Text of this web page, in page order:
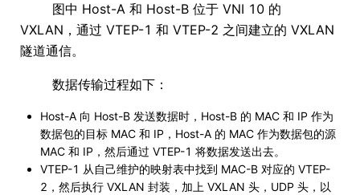
图中 Host-A 和 Host-B 位于 VNI 10 的
VXLAN，通过 VTEP-1 和 VTEP-2 之间建立的 VXLAN
隧道通信。
数据传输过程如下：
Host-A 向 Host-B 发送数据时，Host-B 的 MAC 和 IP 作为
数据包的目标 MAC 和 IP，Host-A 的 MAC 作为数据包的源
MAC 和 IP，然后通过 VTEP-1 将数据发送出去。
VTEP-1 从自己维护的映射表中找到 MAC-B 对应的 VTEP-
2，然后执行 VXLAN 封装，加上 VXLAN 头，UDP 头，以